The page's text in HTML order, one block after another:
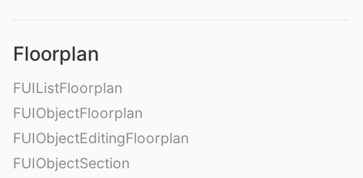
Floorplan
FUIListFloorplan
FUIObjectFloorplan
FUIObjectEditingFloorplan
FUIObjectSection